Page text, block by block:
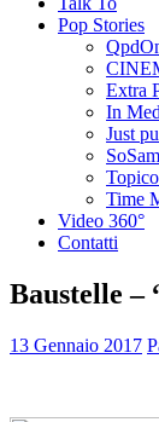
Pop Stories
Extra
In
Just
Time
Video 360°
Contatti
Baustelle –
13 Gennaio 2017